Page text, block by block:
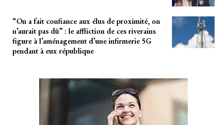
“On a fait confiance aux élus de proximité, on
n’aurait pas dû” : le affliction de ces riverains
figure à l’aménagement d’une infirmerie 5G
pendant à eux république